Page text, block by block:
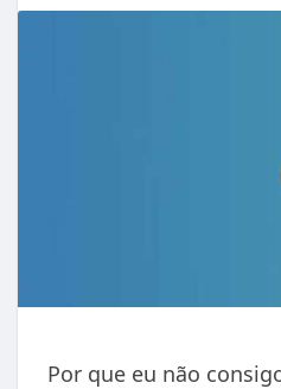
Por que eu não